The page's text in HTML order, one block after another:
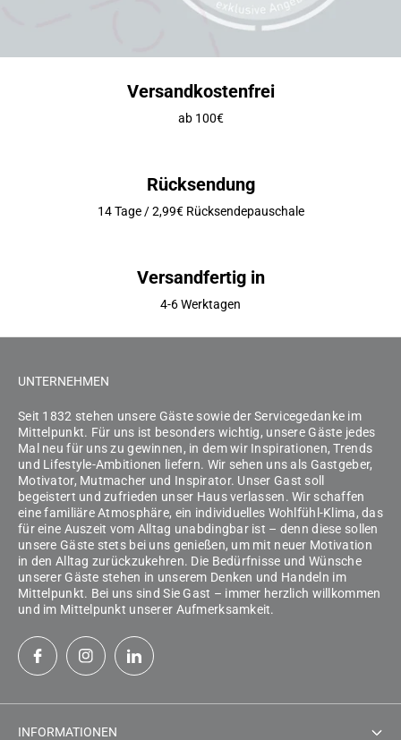
Versandkostenfrei
ab 100€
Rücksendung
14 Tage / 2,99€ Rücksendepauschale
Versandfertig in
4-6 Werktagen
UNTERNEHMEN
Seit 1832 stehen unsere Gäste sowie der Servicegedanke im
Mittelpunkt. Für uns ist besonders wichtig, unsere Gäste jedes
Mal neu für uns zu gewinnen, in dem wir Inspirationen, Trends
und Lifestyle-Ambitionen liefern. Wir sehen uns als Gastgeber,
Motivator, Mutmacher und Inspirator. Unser Gast soll
begeistert und zufrieden unser Haus verlassen. Wir schaffen
eine familiäre Atmosphäre, ein individuelles Wohlfühl-Klima, das
für eine Auszeit vom Alltag unabdingbar ist – denn diese sollen
unsere Gäste stets bei uns genießen, um mit neuer Motivation
in den Alltag zurückzukehren. Die Bedürfnisse und Wünsche
unserer Gäste stehen in unserem Denken und Handeln im
Mittelpunkt. Bei uns sind Sie Gast – immer herzlich willkommen
und im Mittelpunkt unserer Aufmerksamkeit.
INFORMATIONEN